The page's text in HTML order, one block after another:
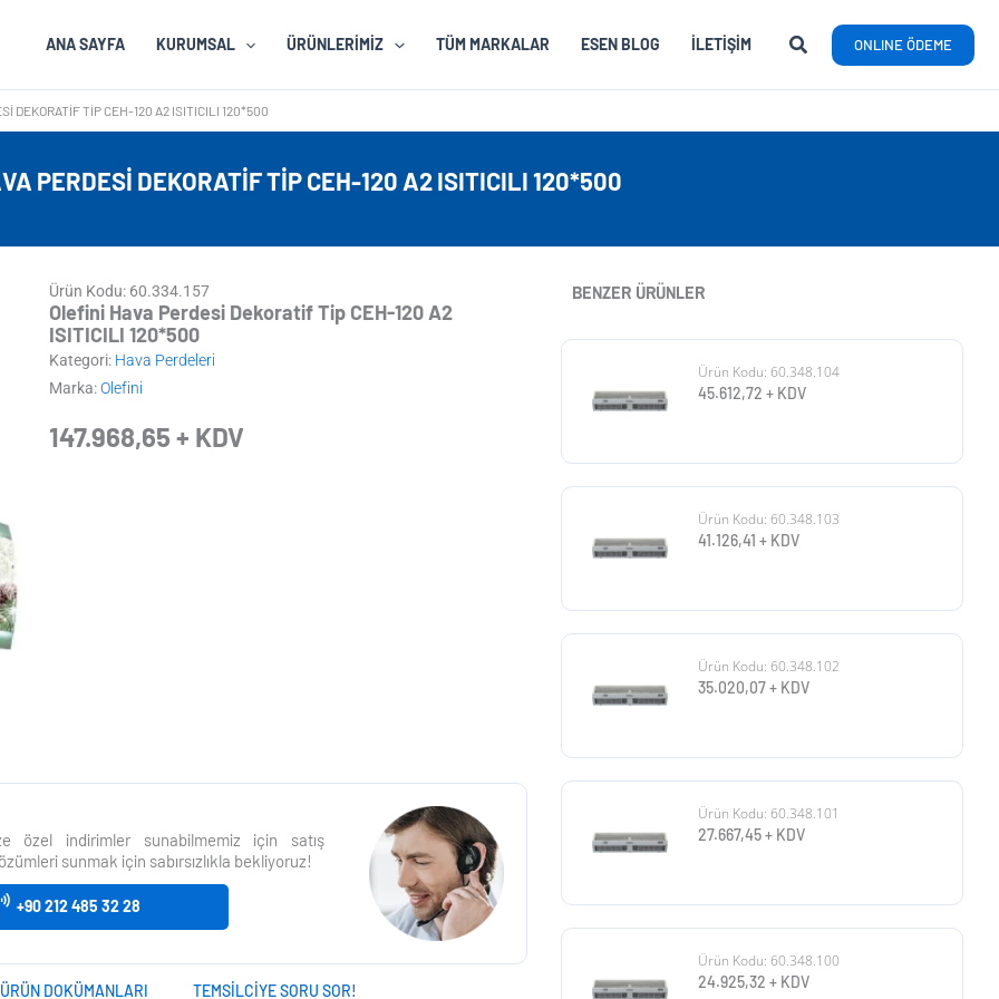
ANA SAYFA KURUMSAL ÜRÜNLERIMIZ TÜM MARKALAR ESEN BLOG İLETIŞIM ONLINE ÖDEME
DEKORATIF TIP CEH-120 A2 ISITICILI 120*500
PERDESI DEKORATIF TIP CEH-120 A2 ISITICILI 120*500
Ürün Kodu: 60.334.157
Olefini Hava Perdesi Dekoratif Tip CEH-120 A2
ISITICILI 120*500
Kategori: Hava Perdeleri
Marka:Olefini
147.968,65 + KDV
özel indirimler sunabilmemiz için satış
sunmak için sabırsızlıkla bekliyoruz!
+90 212 485 32 28
ÜRÜN DOKÜMANLARI TEMSILCIYE SORU SOR!
BENZER ÜRÜNLER
Ürün Kodu: 60.348.104
45.612,72 + KDV
Ürün Kodu: 60.348.103
41.126,41 + KDV
Ürün Kodu: 60.348.102
35.020,07+ KDV
Ürün Kodu: 60.348.101
27.667,45+ KDV
Ürün Kodu: 60.348.100
24.925,32 + KDV